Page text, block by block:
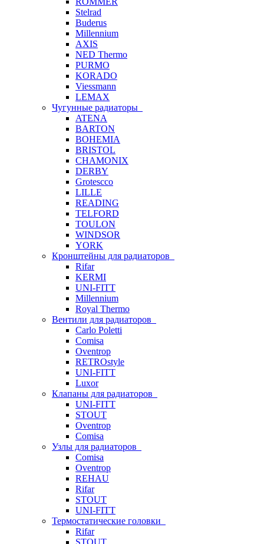
Stelrad
Buderus
Millennium
AXIS
NED Thermo
PURMO
KORADO
Viessmann
LEMAX
Чугунные радиаторы
ATENA
BARTON
BOHEMIA
BRISTOL
CHAMONIX
DERBY
Grotescco
LILLE
READING
TELFORD
TOULON
WINDSOR
YORK
Кронштейны для радиаторов
Rifar
KERMI
UNI-FITT
Millennium
Royal Thermo
Вентили для радиаторов
Carlo Poletti
Comisa
Oventrop
RETROstyle
UNI-FITT
Luxor
Клапаны для радиаторов
UNI-FITT
STOUT
Oventrop
Comisa
Узлы для радиаторов
Comisa
Oventrop
REHAU
Rifar
STOUT
UNI-FITT
Термостатические головки
Rifar
STOUT